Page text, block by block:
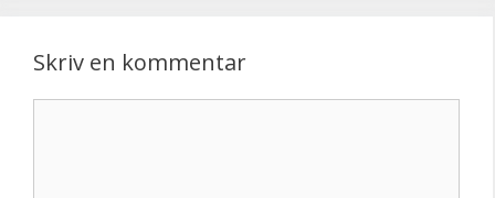
Skriv en kommentar